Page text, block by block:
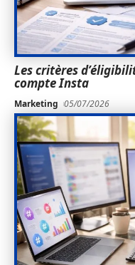
Les critères
compte Insta
Marketing 05/07/2026